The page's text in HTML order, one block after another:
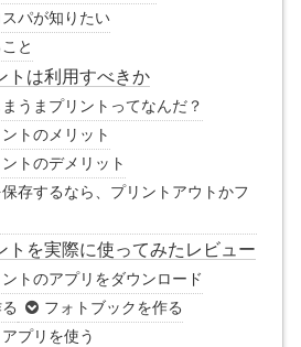
パが知りたい
と
トは利用すべきか
うまプリントってなんだ？
トのメリット
トのデメリット
存するなら、プリントアウトかフ
トを実際に使ってみたレビュー
トのアプリをダウンロード
フォトブックを作る
プリを使う